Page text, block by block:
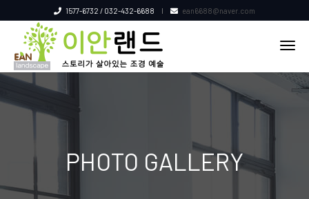
1577-6732 / 032-432-6688 ean6688@naver.com
PHOTO GALLERY